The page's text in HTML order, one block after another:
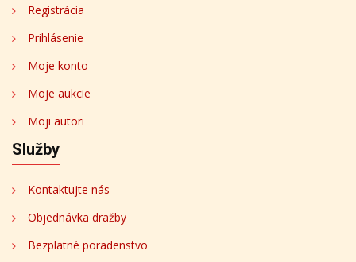
Registrácia
Prihlásenie
Moje konto
Moje aukcie
Moji autori
Služby
Kontaktujte nás
Objednávka dražby
Bezplatné poradenstvo